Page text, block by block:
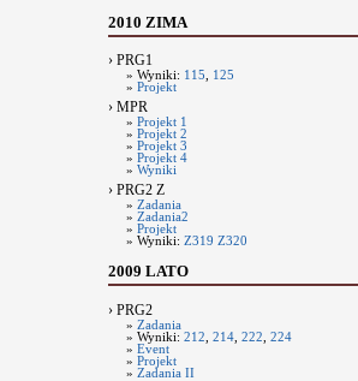
2010 ZIMA
› PRG1
» Wyniki: 115, 125
» Projekt
› MPR
» Projekt 1
» Projekt 2
» Projekt 3
» Projekt 4
» Wyniki
› PRG2 Z
» Zadania
» Zadania2
» Projekt
» Wyniki: Z319 Z320
2009 LATO
› PRG2
» Zadania
» Wyniki: 212 214 222
224
» Event
» Projekt
» Zadania II